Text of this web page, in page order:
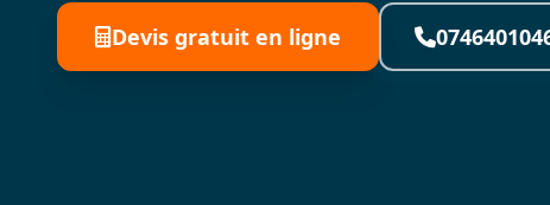
Devis gratuit en ligne